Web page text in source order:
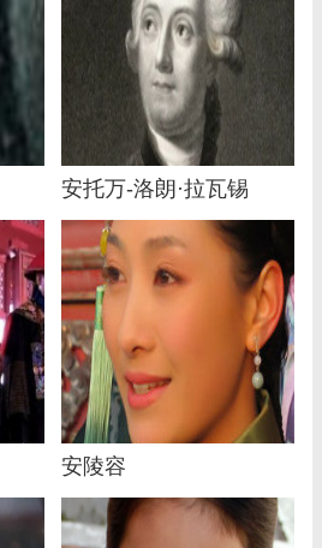
安托万-洛朗·拉瓦锡
安陵容